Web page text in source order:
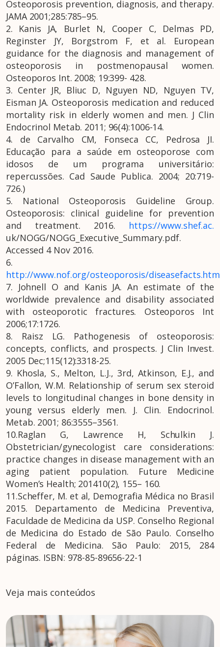
Osteoporosis prevention, diagnosis, and therapy.
JAMA 2001;285:785–95.
2. Kanis JA, Burlet N, Cooper C, Delmas PD,
Reginster JY, Borgstrom F, et al. European
guidance for the diagnosis and management of
osteoporosis in postmenopausal women.
Osteoporos Int. 2008; 19:399- 428.
3. Center JR, Bliuc D, Nguyen ND, Nguyen TV,
Eisman JA. Osteoporosis medication and reduced
mortality risk in elderly women and men. J Clin
Endocrinol Metab. 2011; 96(4):1006-14.
4. de Carvalho CM, Fonseca CC, Pedrosa JI.
Educação para a saúde em osteoporose com
idosos de um programa universitário:
repercussões. Cad Saude Publica. 2004; 20:719-
726.)
5. National Osteoporosis Guideline Group.
Osteoporosis: clinical guideline for prevention
and treatment. 2016. https://www.shef.ac.
uk/NOGG/NOGG_Executive_Summary.pdf.
Accessed 4 Nov 2016.
6.
http://www.nof.org/osteoporosis/
7. Johnell O and Kanis JA. An estimate of the
worldwide prevalence and disability associated
with osteoporotic fractures. Osteoporos Int
2006;17:1726.
8. Raisz LG. Pathogenesis of osteoporosis:
concepts, conflicts, and prospects. J Clin Invest.
2005 Dec;115(12):3318-25.
9. Khosla, S., Melton, L.J., 3rd, Atkinson, E.J., and
O’Fallon, W.M. Relationship of serum sex steroid
levels to longitudinal changes in bone density in
young versus elderly men. J. Clin. Endocrinol.
Metab. 2001; 86:3555–3561.
10.Raglan G, Lawrence H, Schulkin J.
Obstetrician/gynecologist care considerations:
practice changes in disease management with an
aging patient population. Future Medicine
Women’s Health; 201410(2), 155– 160.
11.Scheffer, M. et al, Demografia Médica no Brasil
2015. Departamento de Medicina Preventiva,
Faculdade de Medicina da USP. Conselho Regional
de Medicina do Estado de São Paulo. Conselho
Federal de Medicina. São Paulo: 2015, 284
páginas. ISBN: 978-85-89656-22-1
Veja mais conteúdos